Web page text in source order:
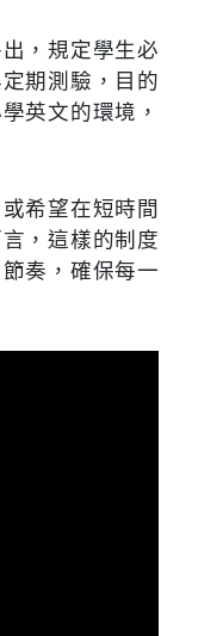
，規定學生必
期測驗，目的
英文的環境，
希望在短時間
，這樣的制度
奏，確保每一